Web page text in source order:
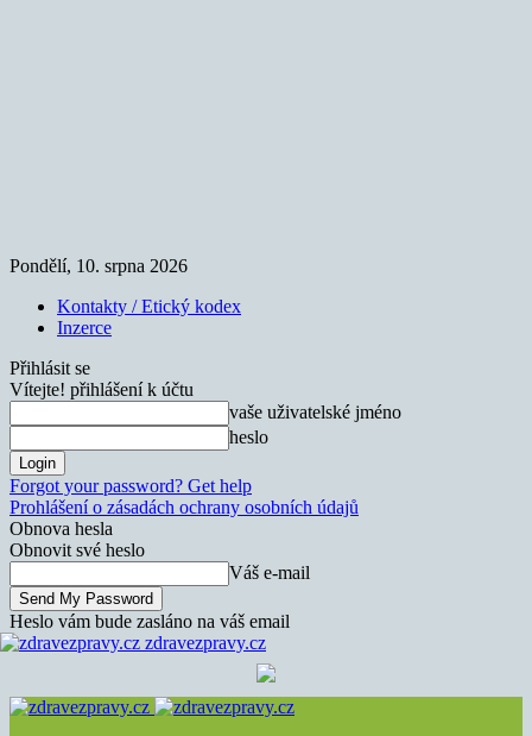
Pondělí, 10. srpna 2026
Kontakty / Etický kodex
Inzerce
Přihlásit se
Vítejte! přihlášení k účtu
vaše uživatelské jméno
heslo
Forgot your password? Get help
Prohlášení o zásadách ochrany osobních údajů
Obnova hesla
Obnovit své heslo
Váš e-mail
Heslo vám bude zasláno na váš email
zdravezpravy.cz